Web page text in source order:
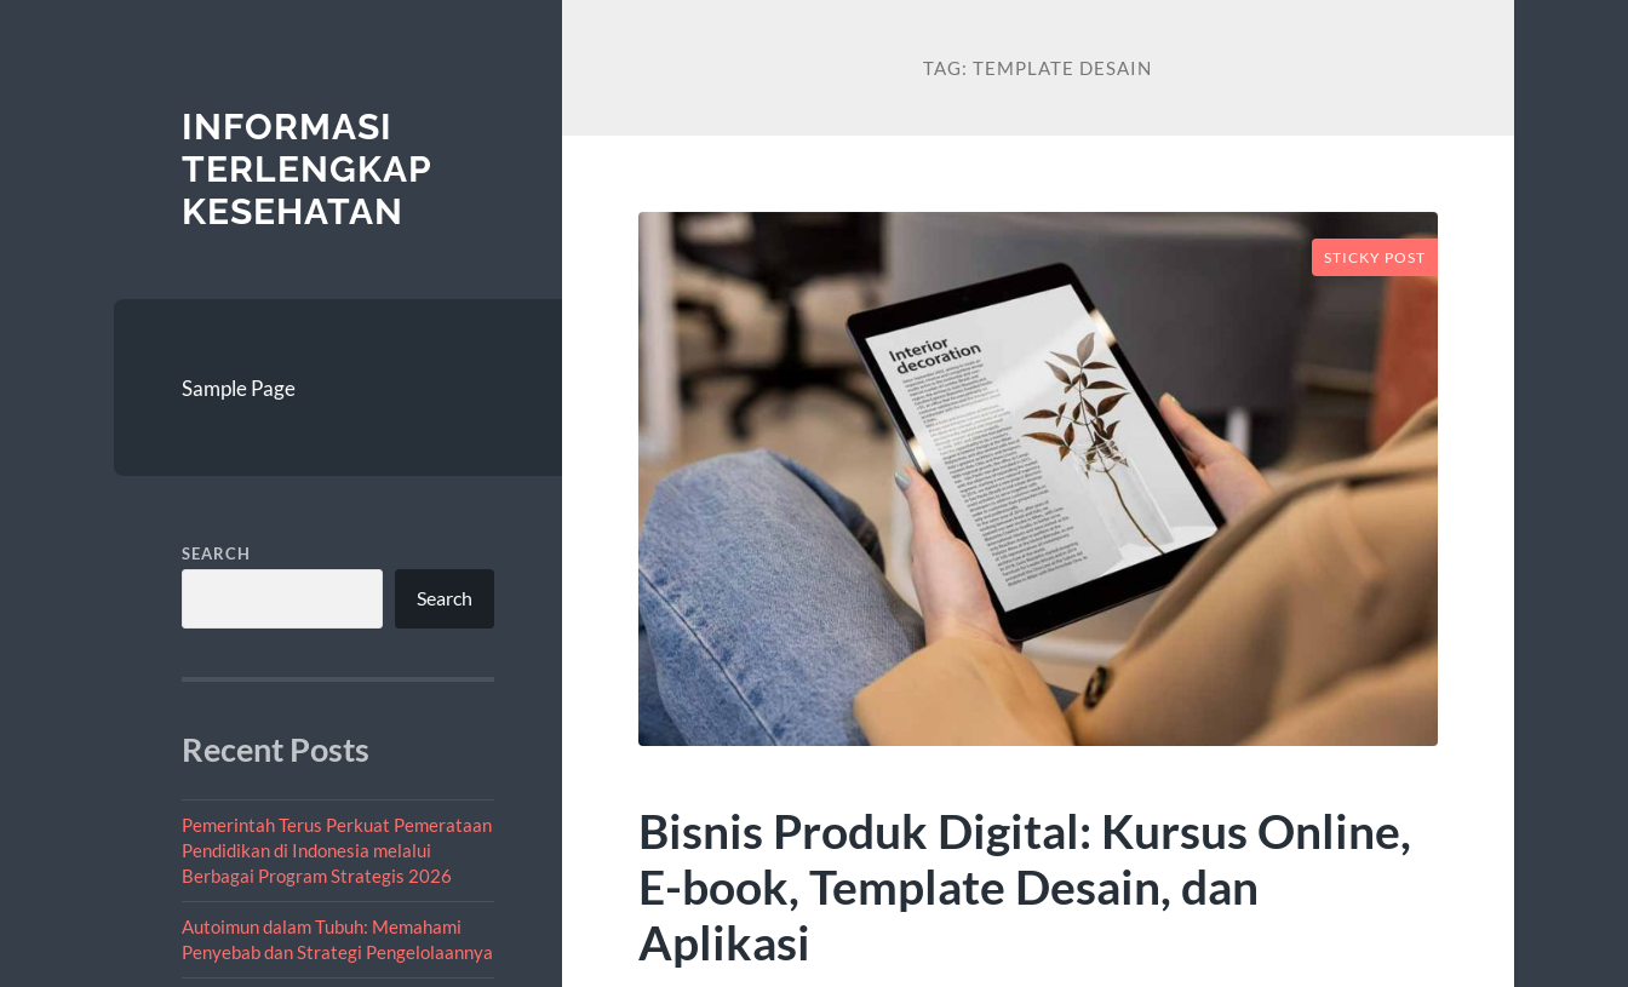
INFORMASI
TERLENGKAP
KESEHATAN
Sample Page
SEARCH
Search
Recent Posts
Pemerintah Terus Perkuat Pemerataan
Pendidikan di Indonesia melalui
Berbagai Program Strategis 2026
Autoimun dalam Tubuh: Memahami
Penyebab dan Strategi Pengelolaannya
TAG:TEMPLATE DESAIN
STICKY POST
Bisnis Produk Digital: Kursus Online,
E-book, Template Desain, dan
Aplikasi